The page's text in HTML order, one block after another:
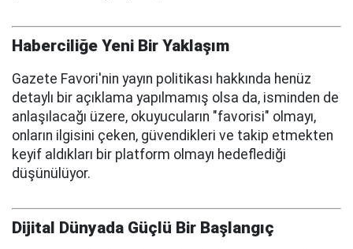
Haberciliğe Yeni Bir Yaklaşım
Gazete Favori'nin yayın politikası hakkında henüz
detaylı bir açıklama yapılmamış olsa da, isminden de
anlaşılacağı üzere, okuyucuların "favorisi" olmayı,
onların ilgisini çeken, güvendikleri ve takip etmekten
keyif aldıkları bir platform olmayı hedeflediği
düşünülüyor.
Dijital Dünyada Güçlü Bir Başlangıç